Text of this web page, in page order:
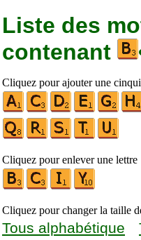
Liste des
contenant
Cliquez pour ajouter une
Cliquez pour enlever une lettre
Cliquez pour changer la taille
Tous alphabétique